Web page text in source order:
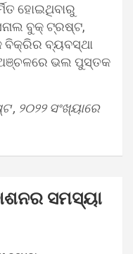
ହୋଇଥିବାରୁ
ବୁକ୍ ଟ୍ରଷ୍ଟ,
ବିକ୍ରିର ବ୍ୟବସ୍ଥା
ଅଞ୍ଚଳରେ ଭଲ ପୁସ୍ତକ
, ୨୦୨୨ ସଂଖ୍ୟାରେ
ସମସ୍ୟା